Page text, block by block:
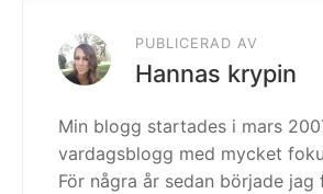
PUBLICERAD AV
Hannas krypin
Min blogg startades i mars
vardagsblogg med mycket
För några år sedan började jag